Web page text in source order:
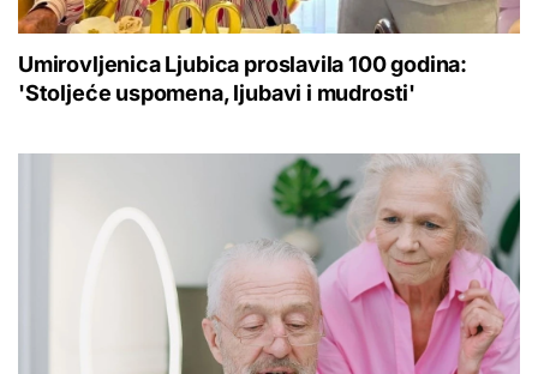
Umirovljenica Ljubica proslavila 100 godina:
'Stoljeće uspomena, ljubavi i mudrosti'